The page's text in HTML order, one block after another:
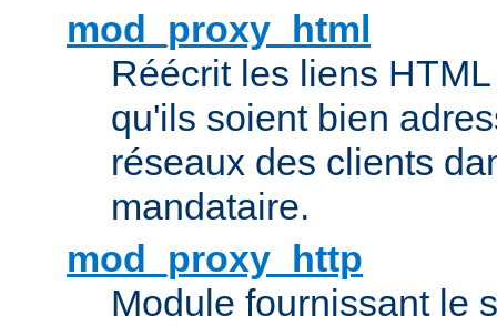
mod_proxy_html
Réécrit les liens
qu'ils soient bien
réseaux des clients
mandataire.
mod_proxy_http
Module fournissant le